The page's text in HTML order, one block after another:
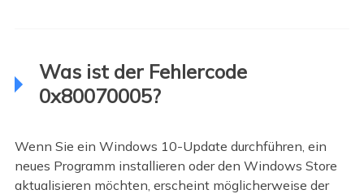
Was ist der Fehlercode
0x80070005?
Wenn Sie ein Windows 10-Update durchführen, ein
neues Programm installieren oder den Windows Store
aktualisieren möchten, erscheint möglicherweise der